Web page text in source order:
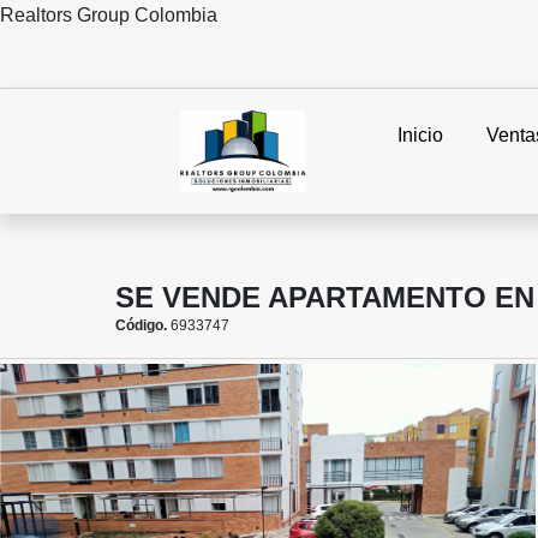
Realtors Group Colombia
Inicio
SE VENDE APARTAMENTO
Código. 6933747